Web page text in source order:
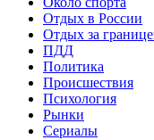
Отдых в России
Отдых за
ПДД
Политика
Происшествия
Психология
Рынки
Сериалы